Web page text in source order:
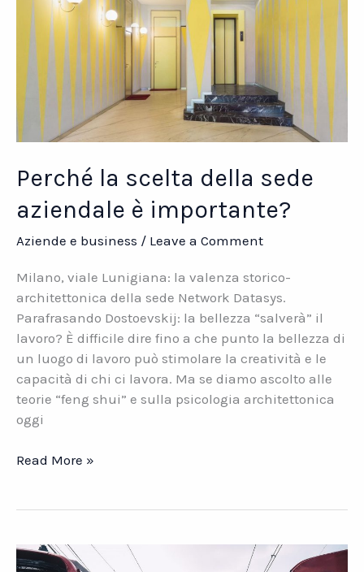
Perché la scelta della sede
aziendale è importante?
Aziende e business / Leave a Comment
Milano, viale Lunigiana: la valenza storico-
architettonica della sede Network Datasys.
Parafrasando Dostoevskij: la bellezza “salverà” il
lavoro? È difficile dire fino a che punto la bellezza di
un luogo di lavoro può stimolare la creatività e le
capacità di chi ci lavora. Ma se diamo ascolto alle
teorie “feng shui” e sulla psicologia architettonica
oggi
Perché
sede
aziendale
Read More »